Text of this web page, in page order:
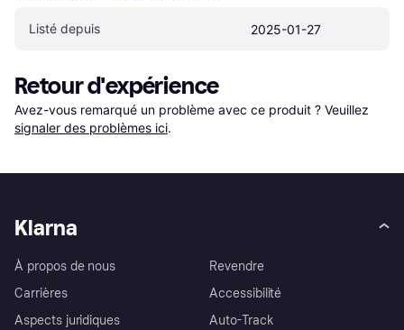
Listé depuis 2025-01-27
Retour d'expérience
Avez-vous remarqué un problème avec ce produit ? Veuillez
signaler des problèmes ici.
Klarna
À propos de nous
Carrières
Aspects juridiques
Revendre
Accessibilité
Auto-Track